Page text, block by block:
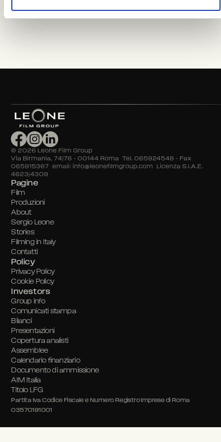
© 2026 Leone Film Group
Via Birmania, 74/76 – 00144 Roma Tel. 065924548 – Fax
065915367 email: info@leonefilmgroup.com Licenza S.I.A.E.
4623/4309
Pagine
Film
Produzioni
About
Sergio Leone
Stories
Filming in Italy
Contatti
Policy
Privacy Policy
Cookie Policy
Investors
Group info
Comunicati stampa
Bilanci
Presentazioni
Copertura analisti
Assemblee
Calendario finanziario
Documento di ammissione
AIM Italia
Titolo LFG
Partita Iva Codice Fiscale e Numero Registro Imprese di Roma
03570191001